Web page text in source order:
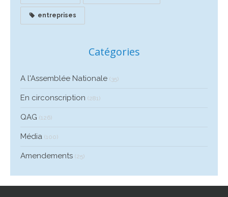
entreprises
Catégories
A l'Assemblée Nationale (35)
En circonscription (281)
QAG (126)
Média (100)
Amendements (25)